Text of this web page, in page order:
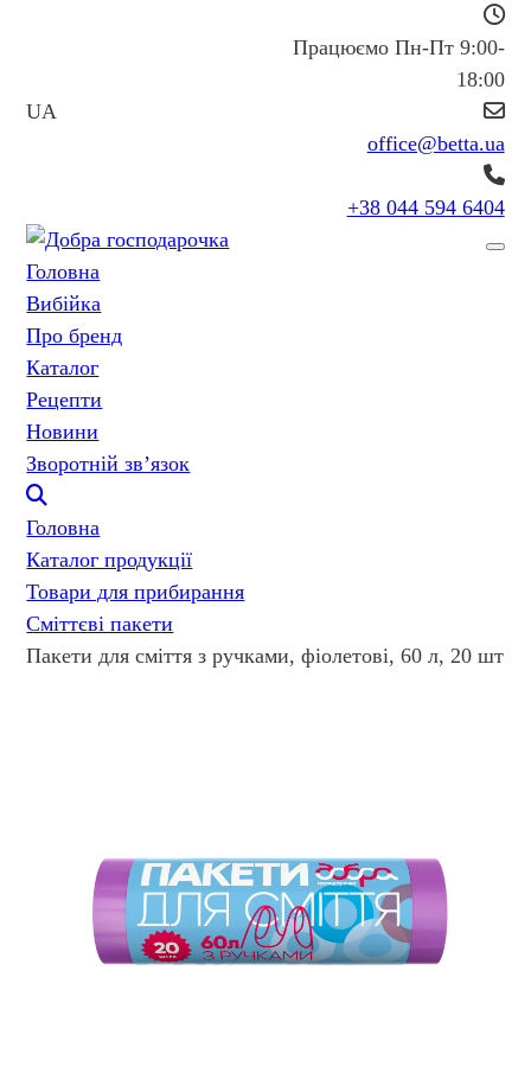
UA
Працюємо Пн-Пт 9:00-
18:00
office@betta.ua
+38 044 594 6404
Головна
Вибійка
Про бренд
Каталог
Рецепти
Новини
Зворотній зв’язок
Головна
Каталог продукції
Товари для прибирання
Сміттєві пакети
Пакети для сміття з ручками, фіолетові, 60 л, 20 шт